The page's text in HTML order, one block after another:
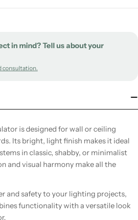
in mind? Tell us about your
consultation.
is designed for wall or ceiling
Its bright, light finish makes it ideal
in classic, shabby, or minimalist
and visual harmony make all the
and safety to your lighting projects,
functionality with a versatile look